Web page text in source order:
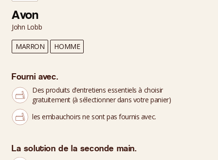
Avon
John Lobb
MARRON HOMME
Fourni avec.
Des produits d’entretiens essentiels à choisir
gratuitement (à sélectionner dans votre panier)
les embauchoirs ne sont pas fournis avec.
La solution de la seconde main.